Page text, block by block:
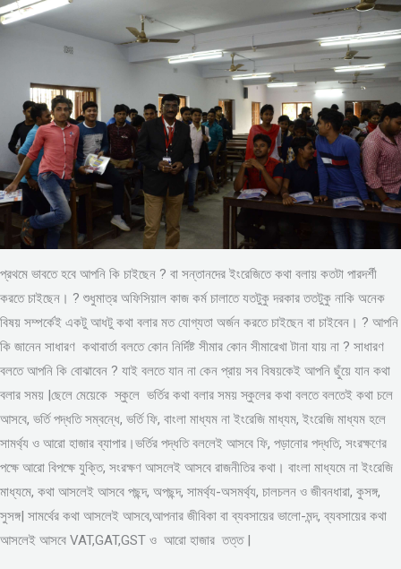
প্রথমে ভাবতে হবে আপনি কি চাইছেন ? বা সন্তানদের ইংরেজিতে কথা বলায় কতটা পারদর্শী
করতে চাইছেন। ? শুধুমাত্র অফিসিয়াল কাজ কর্ম চালাতে যতটুকু দরকার ততটুকু নাকি অনেক
বিষয় সম্পর্কেই একটু আধটু কথা বলার মত যোগ্যতা অর্জন করতে চাইছেন বা চাইবেন। ? আপনি
কি জানেন সাধারণ কথাবার্তা বলতে কোন নির্দিষ্ট সীমার কোন সীমারেখা টানা যায় না ? সাধারণ
বলতে আপনি কি বোঝাবেন ? যাই বলতে যান না কেন প্রায় সব বিষয়কেই আপনি ছুঁয়ে যান কথা
বলার সময় |ছেলে মেয়েকে স্কুলে ভর্তির কথা বলার সময় স্কুলের কথা বলতে বলতেই কথা চলে
আসবে, ভর্তি পদ্ধতি সম্বন্ধে, ভর্তি ফি, বাংলা মাধ্যম না ইংরেজি মাধ্যম, ইংরেজি মাধ্যম হলে
সামর্থ্য ও আরো হাজার ব্যাপার।ভর্তির পদ্ধতি বললেই আসবে ফি, পড়ানোর পদ্ধতি, সংরক্ষণের
পক্ষে আরো বিপক্ষে যুক্তি, সংরক্ষণ আসলেই আসবে রাজনীতির কথা। বাংলা মাধ্যমে না ইংরেজি
মাধ্যমে, কথা আসলেই আসবে পছন্দ, অপছন্দ, সামর্থ্য-অসমর্থ্য, চালচলন ও জীবনধারা, কুসঙ্গ,
সুসঙ্গ| সামর্থের কথা আসলেই আসবে,আপনার জীবিকা বা ব্যবসায়ের ভালো-মন্দ, ব্যবসায়ের কথা
আসলেই আসবে VAT,GAT,GST ও আরো হাজার তত্ত |